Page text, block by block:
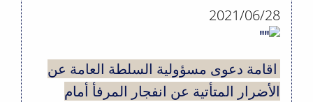
2021/06/28
اقامة دعوى مسؤولية السلطة العامة عن
الأضرار المتأتية عن انفجار المرفأ أمام